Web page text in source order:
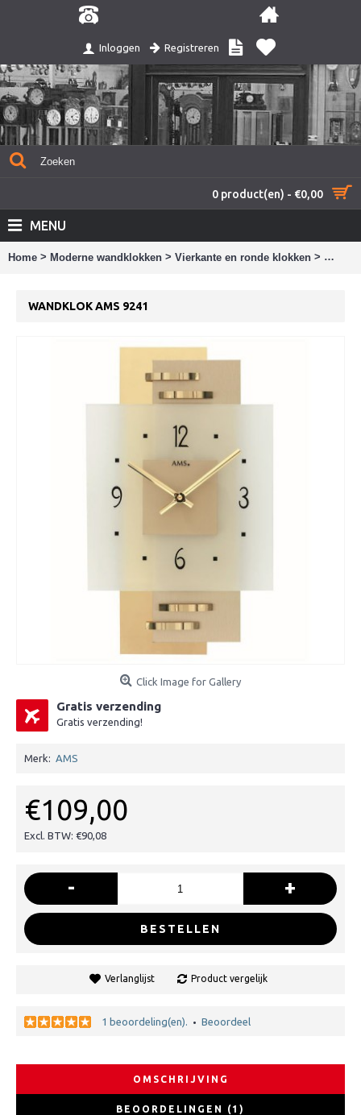
Inloggen Registreren
0 product(en) - €0,00
MENU
Home > Moderne wandklokken > Vierkante en ronde klokken >
WANDKLOK AMS 9241
Click Image for Gallery
Gratis verzending
Gratis verzending!
Merk: AMS
€109,00
Excl. BTW: €90,08
- +
BESTELLEN
Verlanglijst Product vergelijk
1 beoordeling(en). • Beoordeel
OMSCHRIJVING
BEOORDELINGEN (1)